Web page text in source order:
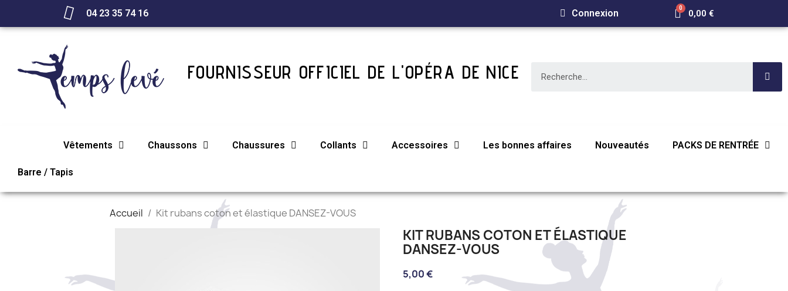
04 23 35 74 16 Connexion 0,00 €
FOURNISSEUR OFFICIEL DE L'OPÉRA DE NICE
Vêtements Chaussons Chaussures Collants Accessoires Les bonnes affaires Nouveautés PACKS DE RENTRÉE
Barre / Tapis
Accueil Kit rubans coton et élastique DANSEZ-VOUS
KIT RUBANS COTON ET ÉLASTIQUE
DANSEZ-VOUS
5,00 €